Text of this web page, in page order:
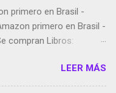
primero en Brasil -
primero en Brasil -
compran Libros:
Twitter deja de verificar
Brian May y el
LEER MÁS